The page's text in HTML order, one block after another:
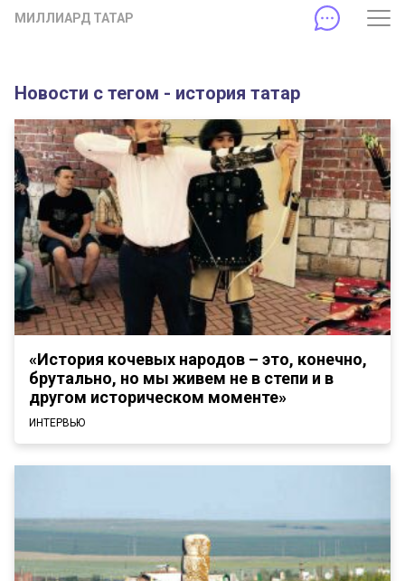
МИЛЛИАРД ТАТАР
Новости с тегом - история татар
«История кочевых народов – это, конечно,
брутально, но мы живем не в степи и в
другом историческом моменте»
ИНТЕРВЬЮ